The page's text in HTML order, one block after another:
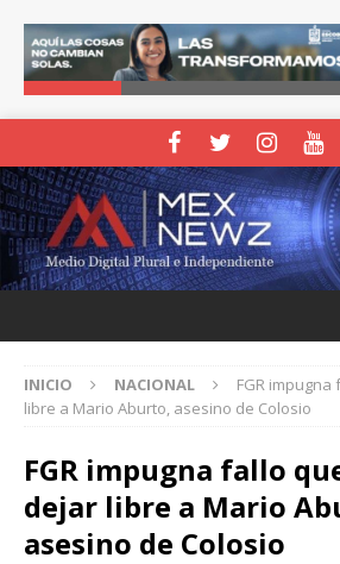
INICIO NACIONAL
FGR
libre a Mario Aburto, asesino de Colosio
FGR impugna fallo
dejar libre a Mario
asesino de Colosio